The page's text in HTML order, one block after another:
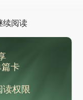
续阅读
卡
权限